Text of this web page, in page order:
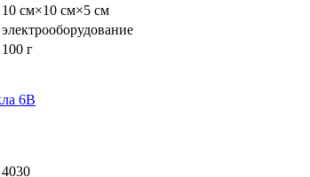
10 см×10 см×5 см
электрооборудование
100 г
4030